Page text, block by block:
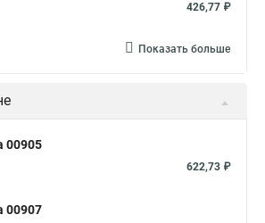
426,77 ₽
Показать больше
00905
622,73 ₽
00907